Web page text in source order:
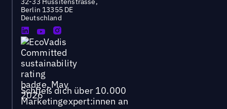
Berlin 13355 DE
Deutschland
Schließ dich über 10.000
Marketingexpert:innen an